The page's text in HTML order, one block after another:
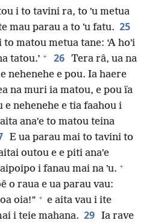
i to tavini ra, to ˈu metua
mau parau a to ˈu fatu. 25
matou metua tane: ‘A hoˈi
tatou.’ + 26 Tera râ, ua na
nehenehe e pou. Ia haere
na muri ia matou, e pou ïa
nehenehe e tia faahou i
anaˈe to matou teina
E ua parau mai to tavini to
outou e e piti anaˈe
i fanau mai na ˈu. +
o raua e ua parau vau:
oia!” + e aita vau i ite
i teie mahana. 29 Ia rave